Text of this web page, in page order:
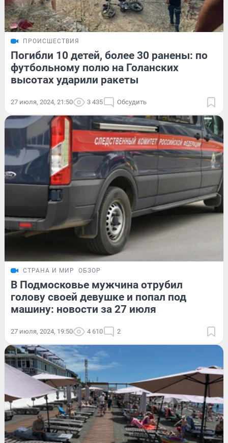
ПРОИСШЕСТВИЯ
Погибли 10 детей, более 30 ранены: по
футбольному полю на Голанских
высотах ударили ракеты
27 июля, 2024, 21:50 3 435 Обсудить
СТРАНА И МИР ОБЗОР
В Подмосковье мужчина отрубил
голову своей девушке и попал под
машину: новости за 27 июля
27 июля, 2024, 19:50 4 610 2